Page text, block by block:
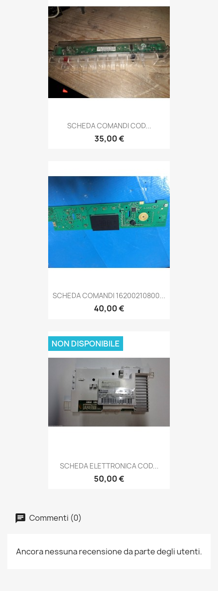
SCHEDA COMANDI COD...
35,00 €
SCHEDA COMANDI 16200210800...
40,00 €
SCHEDA ELETTRONICA COD...
50,00 €
NON DISPONIBILE
Commenti (0)
Ancora nessuna recensione da parte degli utenti.